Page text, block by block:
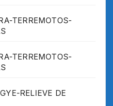
TERREMOTOS-
TERREMOTOS-
RELIEVE DE